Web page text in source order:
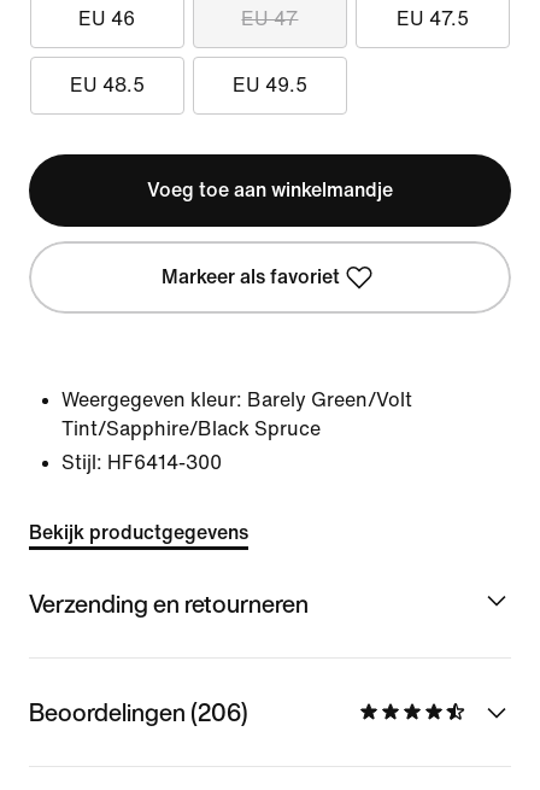
EU 46 EU 47 EU 47.5
EU 48.5 EU 49.5
Voeg toe aan winkelmandje
Markeer als favoriet
Weergegeven kleur: Barely Green/Volt
Tint/Sapphire/Black Spruce
Stijl: HF6414-300
Bekijk productgegevens
Verzending en retourneren
Beoordelingen (206)